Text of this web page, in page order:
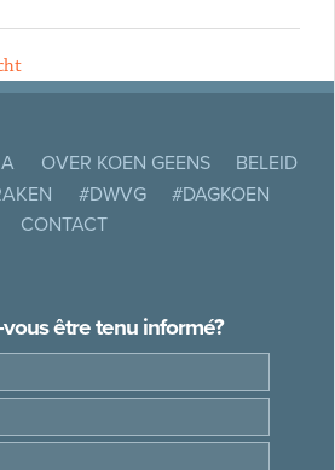
OVER KOEN GEENS
BELEID
#DWVG
#DAGKOEN
CONTACT
être tenu informé?